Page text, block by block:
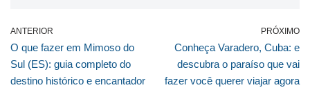
ANTERIOR
O que fazer em Mimoso do
Sul (ES): guia completo do
destino histórico e encantador
PRÓXIMO
Conheça Varadero, Cuba: e
descubra o paraíso que vai
fazer você querer viajar agora